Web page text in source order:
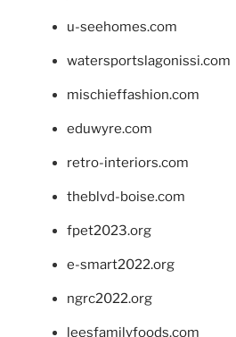
u-seehomes.com
watersportslagonissi.com
mischieffashion.com
eduwyre.com
retro-interiors.com
theblvd-boise.com
fpet2023.org
e-smart2022.org
ngrc2022.org
leesfamilyfoods.com